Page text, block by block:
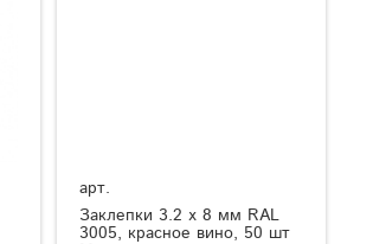
арт.
Заклепки 3.2 х 8 мм RAL
3005, красное вино, 50 шт